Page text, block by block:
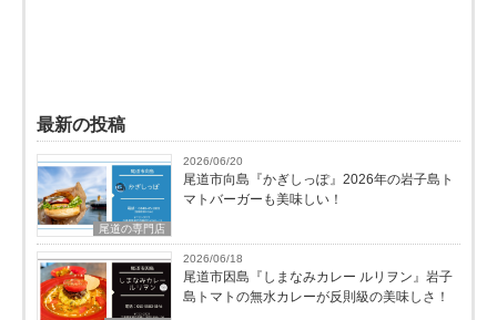
最新の投稿
尾道の専門店
2026/06/20
尾道市向島『かぎしっぽ』2026年の岩子島ト
マトバーガーも美味しい！
2026/06/18
尾道市因島『しまなみカレー ルリヲン』岩子
島トマトの無水カレーが反則級の美味しさ！